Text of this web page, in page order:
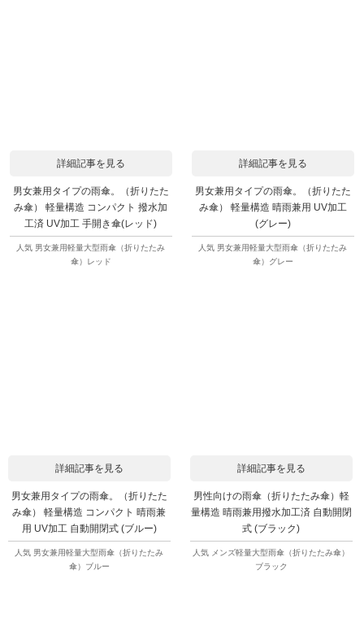
詳細記事を見る
男女兼用タイプの雨傘。（折りたた
み傘） 軽量構造 コンパクト 撥水加
工済 UV加工 手開き傘(レッド)
人気 男女兼用軽量大型雨傘（折りたたみ
傘）レッド
詳細記事を見る
男女兼用タイプの雨傘。（折りたた
み傘） 軽量構造 晴雨兼用 UV加工
(グレー)
人気 男女兼用軽量大型雨傘（折りたたみ
傘）グレー
詳細記事を見る
男女兼用タイプの雨傘。（折りたた
み傘） 軽量構造 コンパクト 晴雨兼
用 UV加工 自動開閉式 (ブルー)
人気 男女兼用軽量大型雨傘（折りたたみ
傘）ブルー
詳細記事を見る
男性向けの雨傘（折りたたみ傘）軽
量構造 晴雨兼用撥水加工済 自動開閉
式 (ブラック)
人気 メンズ軽量大型雨傘（折りたたみ傘）
ブラック